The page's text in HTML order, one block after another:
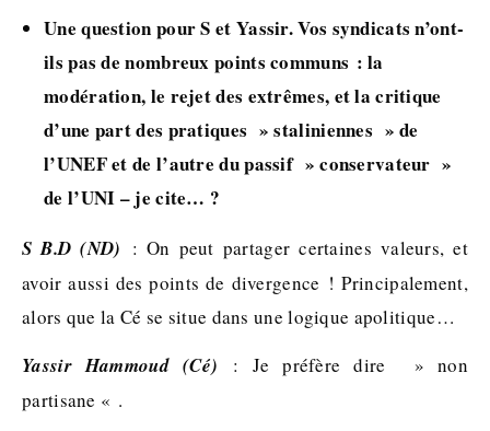
Une question pour S et Yassir. Vos syndicats n’ont-
ils pas de nombreux points communs : la
modération, le rejet des extrêmes, et la critique
d’une part des pratiques » staliniennes » de
l’UNEF et de l’autre du passif » conservateur »
de l’UNI – je cite… ?
S B.D (ND) : On peut partager certaines valeurs, et
avoir aussi des points de divergence ! Principalement,
alors que la Cé se situe dans une logique apolitique…
Yassir Hammoud (Cé) : Je préfère dire » non
partisane « .